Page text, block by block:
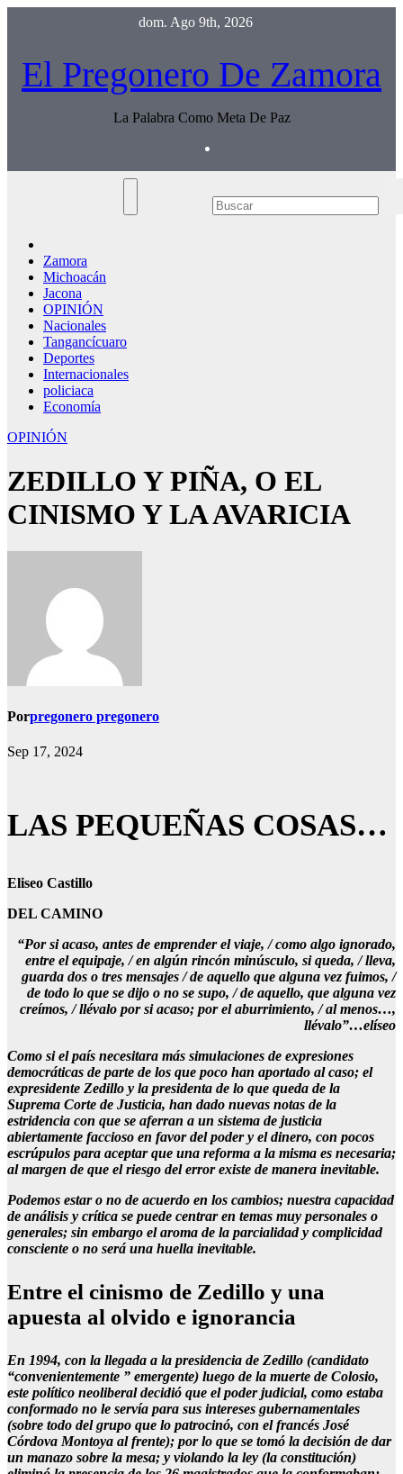
dom. Ago 9th, 2026
El Pregonero De Zamora
La Palabra Como Meta De Paz
Zamora
Michoacán
Jacona
OPINIÓN
Nacionales
Tangancícuaro
Deportes
Internacionales
policiaca
Economía
OPINIÓN
ZEDILLO Y PIÑA, O EL
CINISMO Y LA AVARICIA
Porpregonero pregonero
Sep 17, 2024
LAS PEQUEÑAS COSAS…
Eliseo Castillo
DEL CAMINO
“Por si acaso, antes de emprender el viaje, / como algo ignorado,
entre el equipaje, / en algún rincón minúsculo, si queda, / lleva,
guarda dos o tres mensajes / de aquello que alguna vez fuimos, /
de todo lo que se dijo o no se supo, / de aquello, que alguna vez
creímos, / llévalo por si acaso; por el aburrimiento, / al menos…,
llévalo”…elíseo
Como si el país necesitara más simulaciones de expresiones
democráticas de parte de los que poco han aportado al caso; el
expresidente Zedillo y la presidenta de lo que queda de la
Suprema Corte de Justicia, han dado nuevas notas de la
estridencia con que se aferran a un sistema de justicia
abiertamente faccioso en favor del poder y el dinero, con pocos
escrúpulos para aceptar que una reforma a la misma es necesaria;
al margen de que el riesgo del error existe de manera inevitable.
Podemos estar o no de acuerdo en los cambios; nuestra capacidad
de análisis y crítica se puede centrar en temas muy personales o
generales; sin embargo el aroma de la parcialidad y complicidad
consciente o no será una huella inevitable.
Entre el cinismo de Zedillo y una
apuesta al olvido e ignorancia
En 1994, con la llegada a la presidencia de Zedillo (candidato
“convenientemente ” emergente) luego de la muerte de Colosio,
este político neoliberal decidió que el poder judicial, como estaba
conformado no le servía para sus intereses gubernamentales
(sobre todo del grupo que lo patrocinó, con el francés José
Córdova Montoya al frente); por lo que se tomó la decisión de dar
un manazo sobre la mesa; y violando la ley (la constitución)